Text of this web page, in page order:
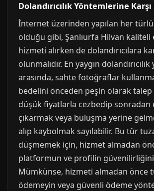
Dolandırıcılık Yöntemlerine
İnternet üzerinden yapılan her türlü
olduğu gibi, Şanlıurfa Hilvan kaliteli
hizmeti alırken de dolandırıcılara
olunmalıdır. En yaygın
arasında, sahte fotoğraflar
bedelini önceden peşin olarak talep
düşük fiyatlarla cezbedip sonradan
çıkarmak veya buluşma yerine
alıp kaybolmak sayılabilir. Bu tür
düşmemek için, hizmet almadan
platformun ve profilin güvenilirliğini
Mümkünse, hizmeti almadan önce
ödemeyin veya güvenli ödeme